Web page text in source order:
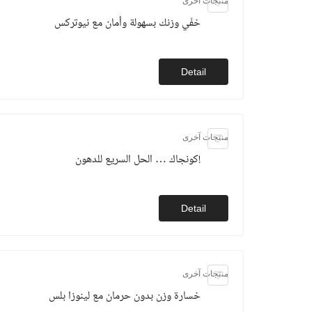
خفّي وزنك بسهولة وأمان مع نيوتركس
Detail
منتجات آخرى
كونجاك … الحل السريع للدهون!
Detail
منتجات آخرى
خسارة وزن بدون حرمان مع لينوزا بلس